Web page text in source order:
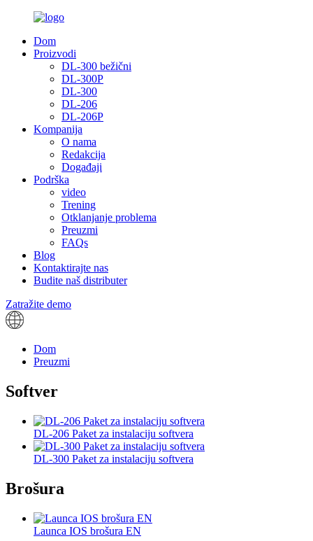
Dom
Proizvodi
DL-300 bežični
DL-300P
DL-300
DL-206
DL-206P
Kompanija
O nama
Redakcija
Događaji
Podrška
video
Trening
Otklanjanje problema
Preuzmi
FAQs
Blog
Kontaktirajte nas
Budite naš distributer
Zatražite demo
Dom
Preuzmi
Softver
DL-206 Paket za instalaciju softvera
DL-300 Paket za instalaciju softvera
Brošura
Launca IOS brošura EN